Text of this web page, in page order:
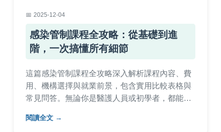
2025-12-04
感染管制課程全攻略：從基礎到進
階，一次搞懂所有細節
這篇感染管制課程全攻略深入解析課程內容、費
用、機構選擇與就業前景，包含實用比較表格與
常見問答。無論你是醫護人員或初學者，都能找
策。
閱讀全文